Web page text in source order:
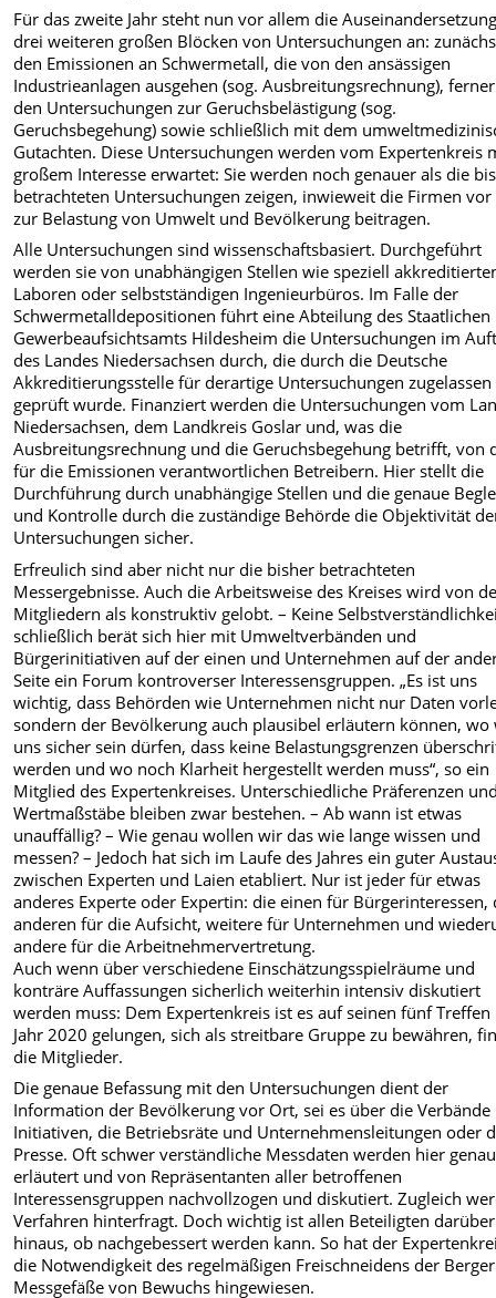
Für das zweite Jahr steht nun vor allem die
drei weiteren großen Blöcken von Untersuchungen an:
den Emissionen an Schwermetall, die von den ansässigen
Industrieanlagen ausgehen (sog. Ausbreitungsrechnung),
den Untersuchungen zur Geruchsbelästigung (sog.
Geruchsbegehung) sowie schließlich mit dem
Gutachten. Diese Untersuchungen werden vom Expertenkreis
großem Interesse erwartet: Sie werden noch genauer als die
betrachteten Untersuchungen zeigen, inwieweit die Firmen
zur Belastung von Umwelt und Bevölkerung beitragen.
Alle Untersuchungen sind wissenschaftsbasiert. Durchgeführt
werden sie von unabhängigen Stellen wie speziell
Laboren oder selbstständigen Ingenieurbüros. Im Falle der
Schwermetalldepositionen führt eine Abteilung des Staatlichen
Gewerbeaufsichtsamts Hildesheim die Untersuchungen im
des Landes Niedersachsen durch, die durch die Deutsche
Akkreditierungsstelle für derartige Untersuchungen
geprüft wurde. Finanziert werden die Untersuchungen vom
Niedersachsen, dem Landkreis Goslar und, was die
Ausbreitungsrechnung und die Geruchsbegehung betrifft, von
für die Emissionen verantwortlichen Betreibern. Hier stellt die
Durchführung durch unabhängige Stellen und die genaue
und Kontrolle durch die zuständige Behörde die Objektivität
Untersuchungen sicher.
Erfreulich sind aber nicht nur die bisher betrachteten
Messergebnisse. Auch die Arbeitsweise des Kreises wird von
Mitgliedern als konstruktiv gelobt. – Keine
schließlich berät sich hier mit Umweltverbänden und
Bürgerinitiativen auf der einen und Unternehmen auf der
Seite ein Forum kontroverser Interessensgruppen. „Es ist uns
wichtig, dass Behörden wie Unternehmen nicht nur Daten
sondern der Bevölkerung auch plausibel erläutern können, wo
uns sicher sein dürfen, dass keine Belastungsgrenzen
werden und wo noch Klarheit hergestellt werden muss“, so ein
Mitglied des Expertenkreises. Unterschiedliche Präferenzen
Wertmaßstäbe bleiben zwar bestehen. – Ab wann ist etwas
unauffällig? – Wie genau wollen wir das wie lange wissen und
messen? – Jedoch hat sich im Laufe des Jahres ein guter
zwischen Experten und Laien etabliert. Nur ist jeder für etwas
anderes Experte oder Expertin: die einen für Bürgerinteressen,
anderen für die Aufsicht, weitere für Unternehmen und
andere für die Arbeitnehmervertretung.
Auch wenn über verschiedene Einschätzungsspielräume und
konträre Auffassungen sicherlich weiterhin intensiv diskutiert
werden muss: Dem Expertenkreis ist es auf seinen fünf
Jahr 2020 gelungen, sich als streitbare Gruppe zu bewähren,
die Mitglieder.
Die genaue Befassung mit den Untersuchungen dient der
Information der Bevölkerung vor Ort, sei es über die Verbände
Initiativen, die Betriebsräte und Unternehmensleitungen oder
Presse. Oft schwer verständliche Messdaten werden hier
erläutert und von Repräsentanten aller betroffenen
Interessensgruppen nachvollzogen und diskutiert. Zugleich
Verfahren hinterfragt. Doch wichtig ist allen Beteiligten darüber
hinaus, ob nachgebessert werden kann. So hat der
die Notwendigkeit des regelmäßigen Freischneidens der
Messgefäße von Bewuchs hingewiesen.